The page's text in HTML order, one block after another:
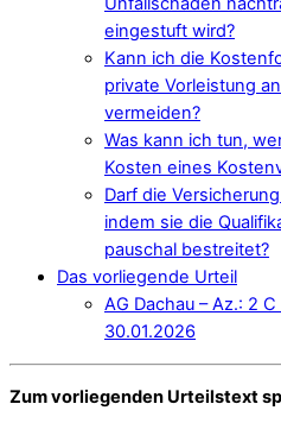
eingestuft wird?
Kann ich die
private Vorleistung
vermeiden?
Was kann ich tun,
Kosten eines
Darf die
indem sie die
pauschal bestreitet?
Das vorliegende Urteil
AG Dachau – Az.: 2
30.01.2026
Zum vorliegenden Urteilstext